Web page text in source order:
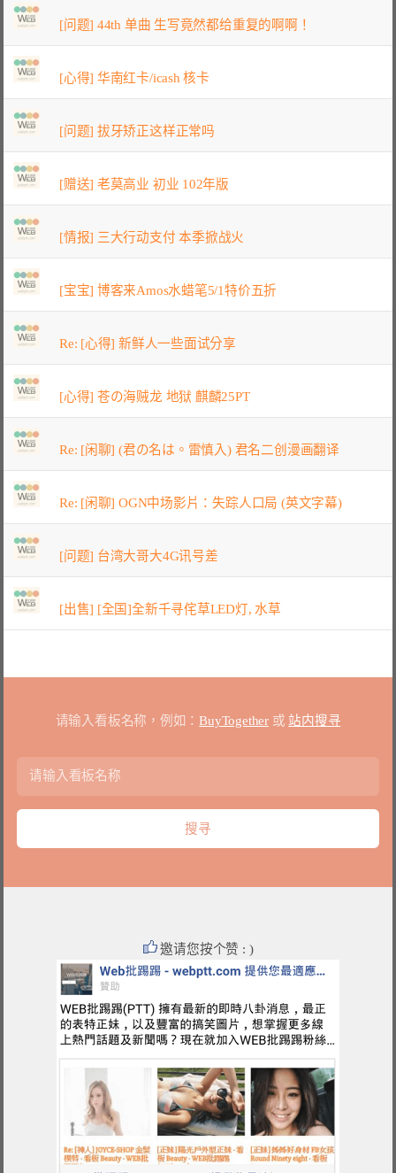
[问题] 44th 单曲 生写竟然都给重复的啊啊！
[心得] 华南红卡/icash 核卡
[问题] 拔牙矫正这样正常吗
[赠送] 老莫高业 初业 102年版
[情报] 三大行动支付 本季掀战火
[宝宝] 博客来Amos水蜡笔5/1特价五折
Re: [心得] 新鲜人一些面试分享
[心得] 苍の海贼龙 地狱 麒麟25PT
Re: [闲聊] (君の名は。雷慎入) 君名二创漫画翻译
Re: [闲聊] OGN中场影片：失踪人口局 (英文字幕)
[问题] 台湾大哥大4G讯号差
[出售] [全国]全新千寻侘草LED灯, 水草
请输入看板名称，例如：BuyTogether或 站内搜寻
邀请您按个赞 : )